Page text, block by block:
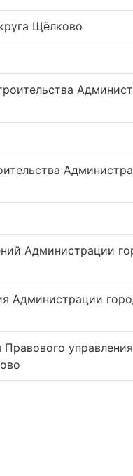
Щёлково
Администрации
Администрации
Правового управления